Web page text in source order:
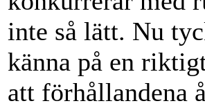
inte så lätt. Nu
känna på en
att förhållandena